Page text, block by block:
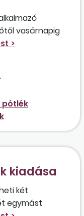
vasárnapig
egy nap
a
abban az
beosztva,
tart, és a
a fizetett
pótlék
kiadása
két
egymást